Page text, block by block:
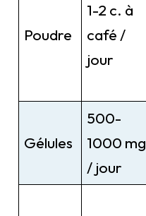
Poudre
1-2 c. à
café /
jour
Gélules
500-
1000 mg
/ jour